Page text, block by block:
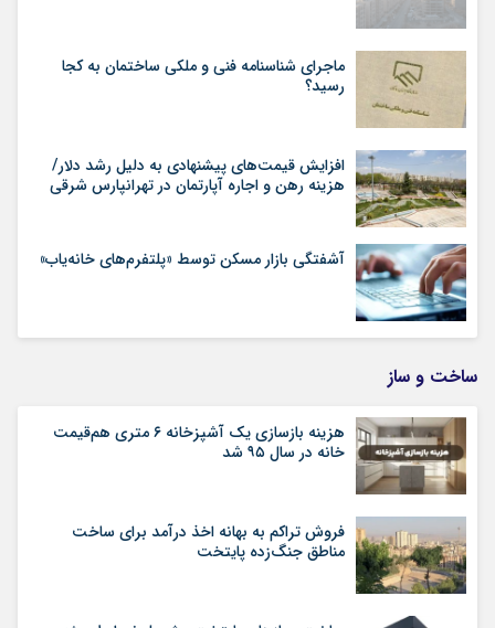
ماجرای شناسنامه‌ فنی و ملکی ساختمان به کجا
رسید؟
افزایش قیمت‌های پیشنهادی به دلیل رشد دلار/
هزینه رهن و اجاره آپارتمان در تهرانپارس شرقی
آشفتگی بازار مسکن توسط «پلتفرم‌های خانه‌یاب»
ساخت و ساز
هزینه بازسازی یک آشپزخانه ۶ متری هم‌قیمت
خانه در سال ۹۵ شد
فروش تراکم به بهانه اخذ درآمد برای ساخت
مناطق جنگ‌زده پایتخت